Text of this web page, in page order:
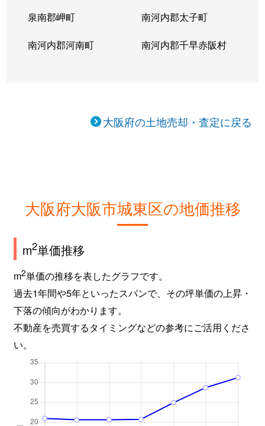
泉南郡岬町 南河内郡太子町
南河内郡河南町 南河内郡千早赤阪村
大阪府の土地売却・査定に戻る
大阪府大阪市城東区の地価推移
m2単価推移
m2単価の推移を表したグラフです。
過去1年間や5年といったスパンで、その坪単価の上昇・
下落の傾向がわかります。
不動産を売買するタイミングなどの参考にご活用くださ
い。